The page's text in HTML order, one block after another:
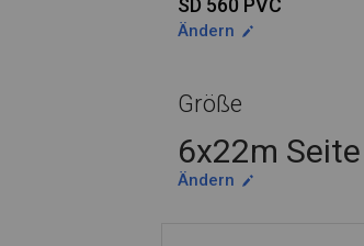
SD 560 PVC
Ändern
Größe
6x22m
Ändern